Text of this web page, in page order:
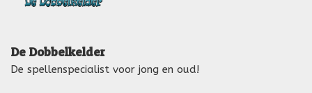
De Dobbelkelder
De spellenspecialist voor jong en oud!